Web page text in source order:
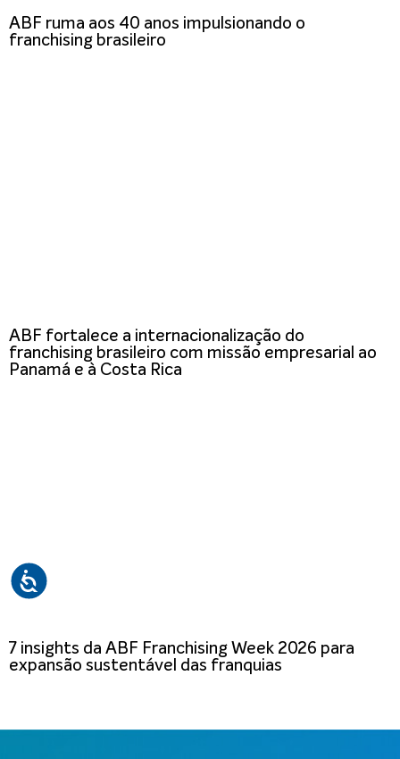
ABF ruma aos 40 anos impulsionando o
franchising brasileiro
ABF fortalece a internacionalização do
franchising brasileiro com missão empresarial ao
Panamá e à Costa Rica
7 insights da ABF Franchising Week 2026 para
expansão sustentável das franquias